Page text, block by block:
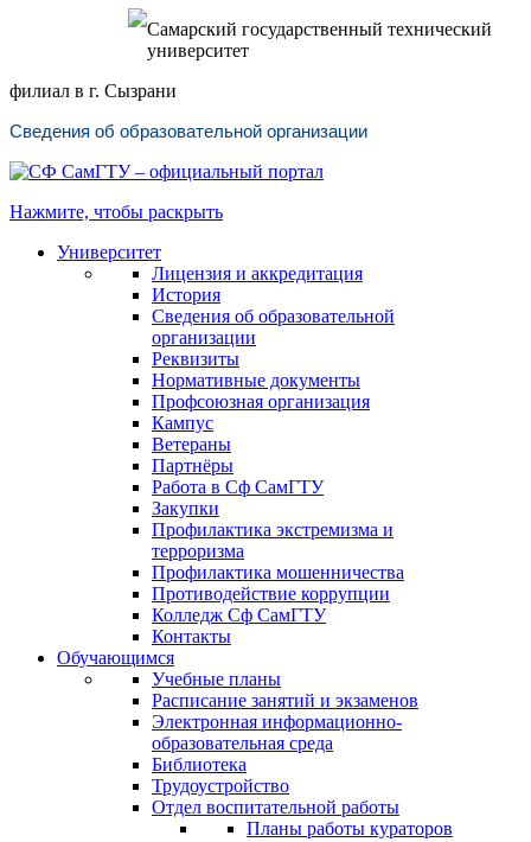
Самарский государственный технический
университет
филиал в г. Сызрани
Сведения об образовательной организации
Нажмите, чтобы раскрыть
Университет
Лицензия и аккредитация
История
Сведения об образовательной
организации
Реквизиты
Нормативные документы
Профсоюзная организация
Кампус
Ветераны
Партнёры
Работа в Сф СамГТУ
Закупки
Профилактика экстремизма и
терроризма
Профилактика мошенничества
Противодействие коррупции
Колледж Сф СамГТУ
Контакты
Обучающимся
Учебные планы
Расписание занятий и экзаменов
Электронная информационно-
образовательная среда
Библиотека
Трудоустройство
Отдел воспитательной работы
Планы работы кураторов